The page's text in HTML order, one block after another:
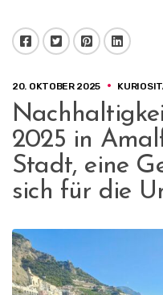
Facebook Twitter Pinterest LinkedIn
20. OKTOBER 2025
2025 in
Stadt, eine
sich für die